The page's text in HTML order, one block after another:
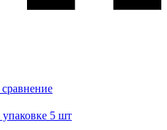
упаковке 5 шт